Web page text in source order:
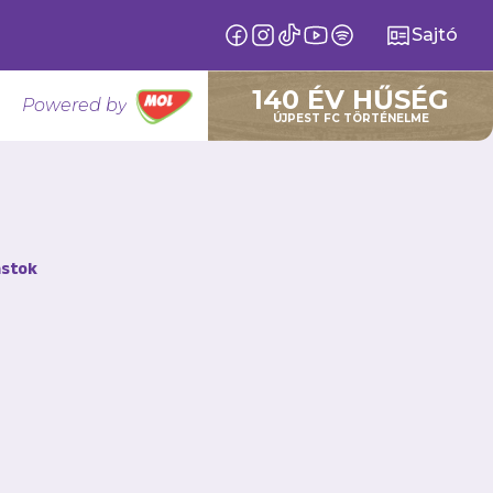
Sajtó
Powered by 140 ÉV HŰSÉG
ÚJPEST FC TÖRTÉNELME
fordulóját és